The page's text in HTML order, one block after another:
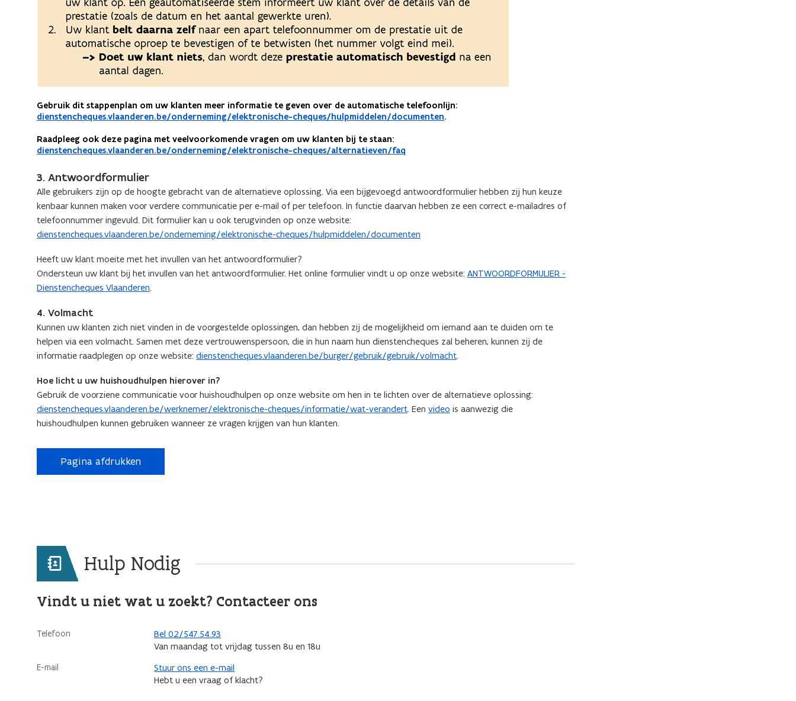
Gebruik dit stappenplan om uw klanten meer informatie te geven over de automatische telefoonlijn:
dienstencheques.vlaanderen.be/onderneming/elektronische-cheques/hulpmiddelen/documenten.
Raadpleeg ook deze pagina met veelvoorkomende vragen om uw klanten bij te staan:
dienstencheques.vlaanderen.be/onderneming/elektronische-cheques/alternatieven/faq
3. Antwoordformulier
Alle gebruikers zijn op de hoogte gebracht van de alternatieve oplossing. Via een bijgevoegd antwoordformulier hebben zij hun keuze
kenbaar kunnen maken voor verdere communicatie per e-mail of per telefoon. In functie daarvan hebben ze een correct e-mailadres of
telefoonnummer ingevuld. Dit formulier kan u ook terugvinden op onze website:
dienstencheques.vlaanderen.be/onderneming/elektronische-cheques/hulpmiddelen/documenten
Heeft uw klant moeite met het invullen van het antwoordformulier?
Ondersteun uw klant bij het invullen van het antwoordformulier. Het online formulier vindt u op onze website: ANTWOORDFORMULIER -
Dienstencheques Vlaanderen.
4. Volmacht
Kunnen uw klanten zich niet vinden in de voorgestelde oplossingen, dan hebben zij de mogelijkheid om iemand aan te duiden om te
helpen via een volmacht. Samen met deze vertrouwenspersoon, die in hun naam hun dienstencheques zal beheren, kunnen zij de
informatie raadplegen op onze website: dienstencheques.vlaanderen.be/burger/gebruik/gebruik/volmacht.
Hoe licht u uw huishoudhulpen hierover in?
Gebruik de voorziene communicatie voor huishoudhulpen op onze website om hen in te lichten over de alternatieve oplossing:
dienstencheques.vlaanderen.be/werknemer/elektronische-cheques/informatie/wat-verandert. Een video is aanwezig die
huishoudhulpen kunnen gebruiken wanneer ze vragen krijgen van hun klanten.
Pagina afdrukken
Hulp Nodig
Vindt u niet wat u zoekt? Contacteer ons
Telefoon
Bel 02/547.54.93
Van maandag tot vrijdag tussen 8u en 18u
E-mail
Stuur ons een e-mail
Hebt u een vraag of klacht?